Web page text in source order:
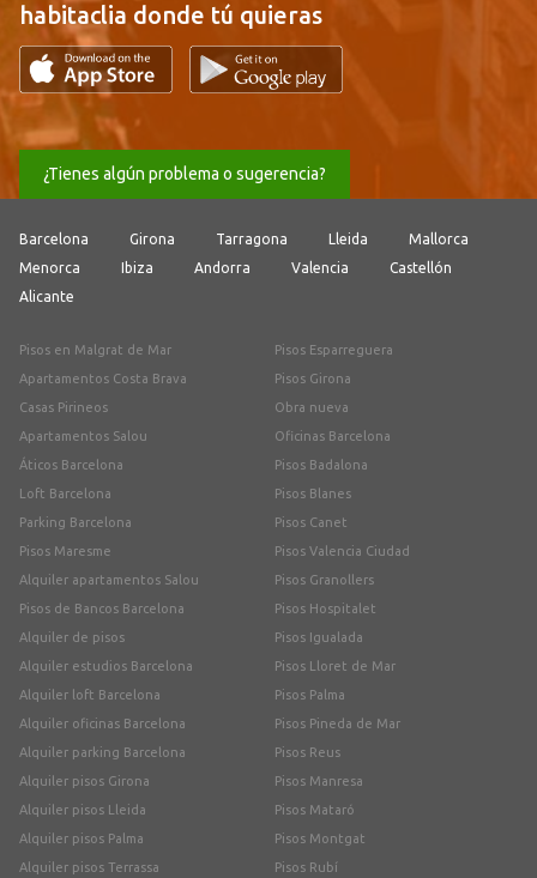
habitaclia donde tú quieras
¿Tienes algún problema o sugerencia?
Barcelona Girona Tarragona Lleida
Mallorca
Menorca
Ibiza Andorra Valencia
Castellón
Alicante
Pisos en Malgrat de Mar
Apartamentos Costa Brava
Casas Pirineos
Apartamentos Salou
Áticos Barcelona
Loft Barcelona
Parking Barcelona
Pisos Maresme
Alquiler apartamentos Salou
Pisos de Bancos Barcelona
Alquiler de pisos
Alquiler estudios Barcelona
Alquiler loft Barcelona
Alquiler oficinas Barcelona
Alquiler parking Barcelona
Alquiler pisos Girona
Alquiler pisos Lleida
Alquiler pisos Palma
Alquiler pisos Terrassa
Pisos Esparreguera
Pisos Girona
Obra nueva
Oficinas Barcelona
Pisos Badalona
Pisos Blanes
Pisos Canet
Pisos Valencia Ciudad
Pisos Granollers
Pisos Hospitalet
Pisos Igualada
Pisos Lloret de Mar
Pisos Palma
Pisos Pineda de Mar
Pisos Reus
Pisos Manresa
Pisos Mataró
Pisos Montgat
Pisos Rubí